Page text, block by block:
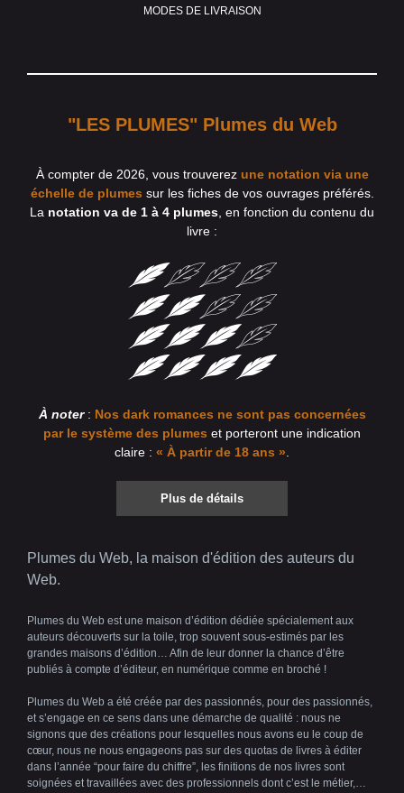
MODES DE LIVRAISON
"LES PLUMES" Plumes du Web
À compter de 2026, vous trouverez une notation via une
échelle de plumes sur les fiches de vos ouvrages préférés.
La notation va de 1 à 4 plumes , en fonction du contenu du
livre :
À noter: Nos dark romances ne sont pas concernées
par le système des plumes et porteront une indication
claire : « À partir de 18 ans »
Plus de détails
Plumes du Web, la maison d'édition des auteurs du
Web.
Plumes du Web est une maison d’édition dédiée spécialement aux
auteurs découverts sur la toile, trop souvent sous-estimés par les
grandes maisons d’édition… Afin de leur donner la chance d’être
publiés à compte d’éditeur, en numérique comme en broché !
Plumes du Web a été créée par des passionnés, pour des passionnés,
et s’engage en ce sens dans une démarche de qualité : nous ne
signons que des créations pour lesquelles nous avons eu le coup de
cœur, nous ne nous engageons pas sur des quotas de livres à éditer
dans l’année “pour faire du chiffre”, les finitions de nos livres sont
soignées et travaillées avec des professionnels dont c’est le métier,…